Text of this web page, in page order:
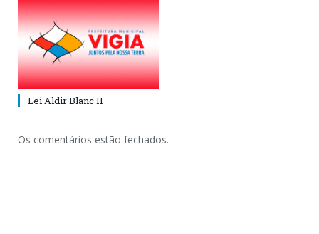
Lei Aldir Blanc II
Os comentários estão fechados.